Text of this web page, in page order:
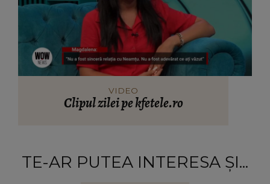
VIDEO
Clipul zilei pe kfetele.ro
TE-AR PUTEA INTERESA ȘI...